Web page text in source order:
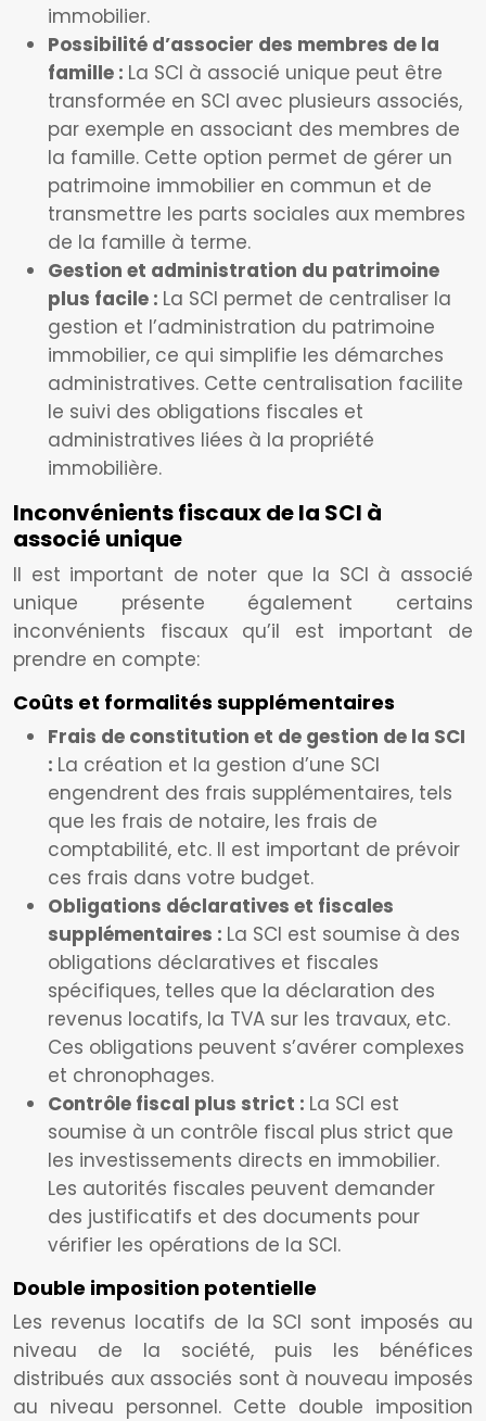
immobilier.
Possibilité d’associer des membres de la
famille : La SCI à associé unique peut être
transformée en SCI avec plusieurs associés,
par exemple en associant des membres de
la famille. Cette option permet de gérer un
patrimoine immobilier en commun et de
transmettre les parts sociales aux membres
de la famille à terme.
Gestion et administration du patrimoine
plus facile : La SCI permet de centraliser la
gestion et l’administration du patrimoine
immobilier, ce qui simplifie les démarches
administratives. Cette centralisation facilite
le suivi des obligations fiscales et
administratives liées à la propriété
immobilière.
Inconvénients fiscaux de la SCI à
associé unique
Il est important de noter que la SCI à associé
unique présente également certains
inconvénients fiscaux qu’il est important de
prendre en compte:
Coûts et formalités supplémentaires
Frais de constitution et de gestion de la SCI
: La création et la gestion d’une SCI
engendrent des frais supplémentaires, tels
que les frais de notaire, les frais de
comptabilité, etc. Il est important de prévoir
ces frais dans votre budget.
Obligations déclaratives et fiscales
supplémentaires : La SCI est soumise à des
obligations déclaratives et fiscales
spécifiques, telles que la déclaration des
revenus locatifs, la TVA sur les travaux, etc.
Ces obligations peuvent s’avérer complexes
et chronophages.
Contrôle fiscal plus strict : La SCI est
soumise à un contrôle fiscal plus strict que
les investissements directs en immobilier.
Les autorités fiscales peuvent demander
des justificatifs et des documents pour
vérifier les opérations de la SCI.
Double imposition potentielle
Les revenus locatifs de la SCI sont imposés au
niveau de la société, puis les bénéfices
distribués aux associés sont à nouveau imposés
au niveau personnel. Cette double imposition